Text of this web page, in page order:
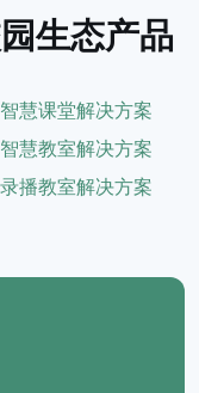
生态产品
智慧课堂解决方案
智慧教室解决方案
录播教室解决方案